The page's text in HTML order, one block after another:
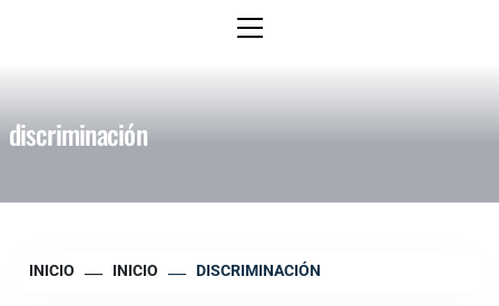
principal
discriminación
INICIO INICIO DISCRIMINACIÓN